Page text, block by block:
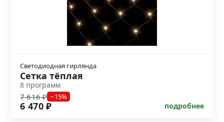
Светодиодная гирлянда
Сетка тёплая
8 программ
7 616 ₽ −15%
6 470 ₽ подробнее